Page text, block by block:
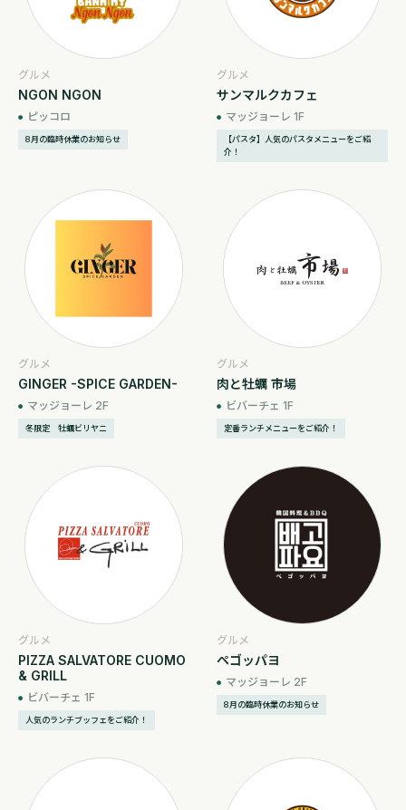
グルメ
NGON NGON
ピッコロ
8月の臨時休業のお知らせ
グルメ
サンマルクカフェ
マッジョーレ 1F
【パスタ】人気のパスタメニューをご紹
介！
グルメ
GINGER -SPICE GARDEN-
マッジョーレ 2F
冬限定 牡蠣ビリヤニ
グルメ
肉と牡蠣 市場
ビバーチェ 1F
定番ランチメニューをご紹介！
グルメ
PIZZA SALVATORE CUOMO
& GRILL
ビバーチェ 1F
人気のランチブッフェをご紹介！
グルメ
ペゴッパヨ
マッジョーレ 2F
8月の臨時休業のお知らせ